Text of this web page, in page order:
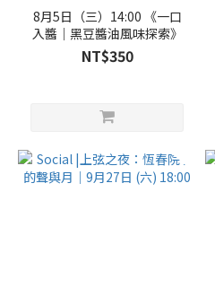
8月5日（三）14:00 《一口
入醬｜黑豆醬油風味探索》
NT$350